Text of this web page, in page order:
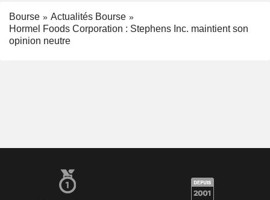
Bourse
Actualités Bourse
Hormel Foods Corporation : Stephens Inc. maintient son
opinion neutre